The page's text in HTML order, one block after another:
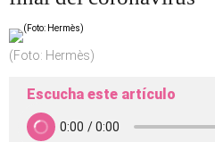
(Foto: Hermès)
Escucha este artículo